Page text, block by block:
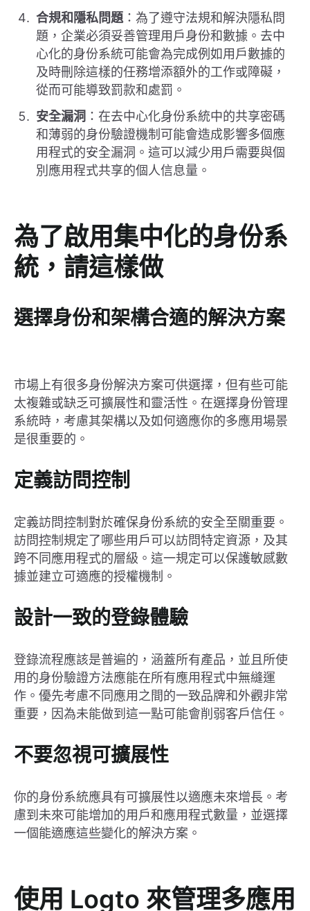
合規和隱私問題：為了遵守法規和解決隱私問
題，企業必須妥善管理用戶身份和數據。去中
心化的身份系統可能會為完成例如用戶數據的
及時刪除這樣的任務增添額外的工作或障礙，
從而可能導致罰款和處罰。
安全漏洞 ：在去中心化身份系統中的共享密碼
和薄弱的身份驗證機制可能會造成影響多個應
用程式的安全漏洞。這可以減少用戶需要與個
別應用程式共享的個人信息量。
為了啟用集中化的身份系
統，請這樣做
選擇身份和架構合適的解決方案
市場上有很多身份解決方案可供選擇，但有些可能
太複雜或缺乏可擴展性和靈活性。在選擇身份管理
系統時，考慮其架構以及如何適應你的多應用場景
是很重要的。
定義訪問控制
定義訪問控制對於確保身份系統的安全至關重要。
訪問控制規定了哪些用戶可以訪問特定資源，及其
跨不同應用程式的層級。這一規定可以保護敏感數
據並建立可適應的授權機制。
設計一致的登錄體驗
登錄流程應該是普遍的，涵蓋所有產品，並且所使
用的身份驗證方法應能在所有應用程式中無縫運
作。優先考慮不同應用之間的一致品牌和外觀非常
重要，因為未能做到這一點可能會削弱客戶信任。
不要忽視可擴展性
你的身份系統應具有可擴展性以適應未來增長。考
慮到未來可能增加的用戶和應用程式數量，並選擇
一個能適應這些變化的解決方案。
使用 Logto 來管理多應用